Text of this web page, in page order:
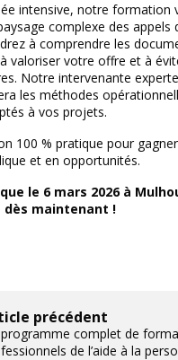
intensive, notre formation
complexe des appels
à comprendre les
valoriser votre offre et à
Notre intervenante
les méthodes
à vos projets.
100 % pratique pour
et en opportunités.
le 6 mars 2026 à
dès maintenant !
précédent
complet de
de l’aide à la